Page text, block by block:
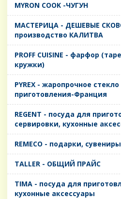
MYRON COOK -ЧУГУН
MАСТЕРИЦА - ДЕШЕВЫЕ
производство КАЛИТВА
PROFF CUISINE - фарфор
кружки)
PYREX - жаропрочное
приготовления-Франция
REGENT - посуда для
сервировки, кухонные
REMECO - подарки,
TALLER - ОБЩИЙ ПРАЙС
TIMA - посуда для
кухонные аксессуары